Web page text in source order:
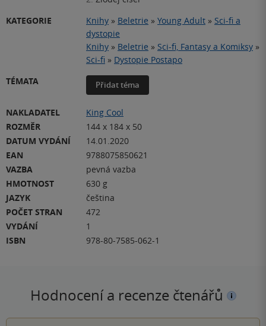
KATEGORIE
Knihy » Beletrie » Young Adult » Sci-fi a
dystopie
Knihy » Beletrie » Sci-fi, Fantasy a Komiksy »
Sci-fi » Dystopie Postapo
TÉMATA
Přidat téma
NAKLADATEL
King Cool
ROZMĚR
144 x 184 x 50
DATUM VYDÁNÍ
14.01.2020
EAN
9788075850621
VAZBA
pevná vazba
HMOTNOST
630 g
JAZYK
čeština
POČET STRAN
472
VYDÁNÍ
1
ISBN
978-80-7585-062-1
Hodnocení a recenze čtenářů